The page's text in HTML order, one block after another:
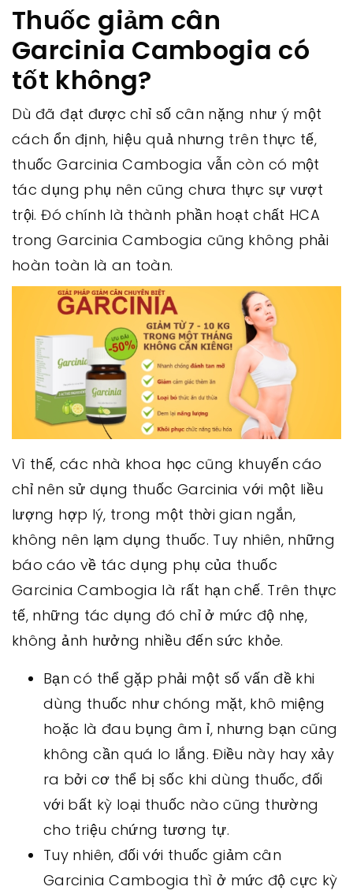
Thuốc giảm cân
Garcinia Cambogia có
tốt không?
Dù đã đạt được chỉ số cân nặng như ý một
cách ổn định, hiệu quả nhưng trên thực tế,
thuốc Garcinia Cambogia vẫn còn có một
tác dụng phụ nên cũng chưa thực sự vượt
trội. Đó chính là thành phần hoạt chất HCA
trong Garcinia Cambogia cũng không phải
hoàn toàn là an toàn.
Vì thế, các nhà khoa học cũng khuyến cáo
chỉ nên sử dụng thuốc Garcinia với một liều
lượng hợp lý, trong một thời gian ngắn,
không nên lạm dụng thuốc. Tuy nhiên, những
báo cáo về tác dụng phụ của thuốc
Garcinia Cambogia là rất hạn chế. Trên thực
tế, những tác dụng đó chỉ ở mức độ nhẹ,
không ảnh hưởng nhiều đến sức khỏe.
Bạn có thể gặp phải một số vấn đề khi
dùng thuốc như chóng mặt, khô miệng
hoặc là đau bụng âm ỉ, nhưng bạn cũng
không cần quá lo lắng. Điều này hay xảy
ra bởi cơ thể bị sốc khi dùng thuốc, đối
với bất kỳ loại thuốc nào cũng thường
cho triệu chứng tương tự.
Tuy nhiên, đối với thuốc giảm cân
Garcinia Cambogia thì ở mức độ cực kỳ